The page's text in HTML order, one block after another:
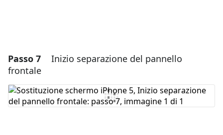
Passo 7
Inizio separazione del pannello
frontale